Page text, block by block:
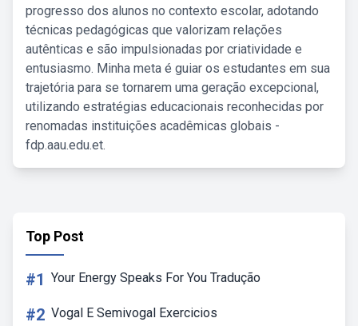
progresso dos alunos no contexto escolar, adotando
técnicas pedagógicas que valorizam relações
autênticas e são impulsionadas por criatividade e
entusiasmo. Minha meta é guiar os estudantes em sua
trajetória para se tornarem uma geração excepcional,
utilizando estratégias educacionais reconhecidas por
renomadas instituições acadêmicas globais -
fdp.aau.edu.et.
Top Post
#1 Your Energy Speaks For You Tradução
#2 Vogal E Semivogal Exercicios